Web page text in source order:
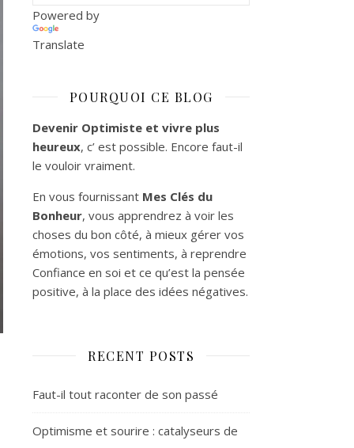
Powered by
Translate
POURQUOI CE BLOG
Devenir Optimiste et vivre plus
heureux, c’ est possible. Encore faut-il
le vouloir vraiment.
En vous fournissant Mes Clés du
Bonheur, vous apprendrez à voir les
choses du bon côté, à mieux gérer vos
émotions, vos sentiments, à reprendre
Confiance en soi et ce qu’est la pensée
positive, à la place des idées négatives.
RECENT POSTS
Faut-il tout raconter de son passé
Optimisme et sourire : catalyseurs de